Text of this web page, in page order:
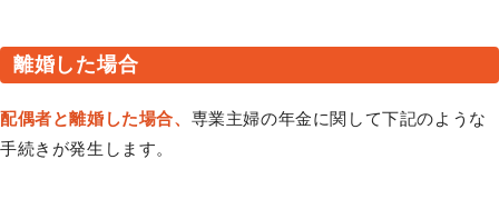
離婚した場合
配偶者と離婚した場合、 専業主婦の年金に関して下記のような
手続きが発生します。